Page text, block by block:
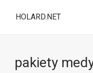
HOLARD.NET
pakiety